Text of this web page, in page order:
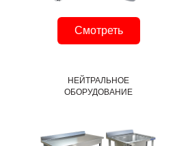
Смотреть
НЕЙТРАЛЬНОЕ
ОБОРУДОВАНИЕ